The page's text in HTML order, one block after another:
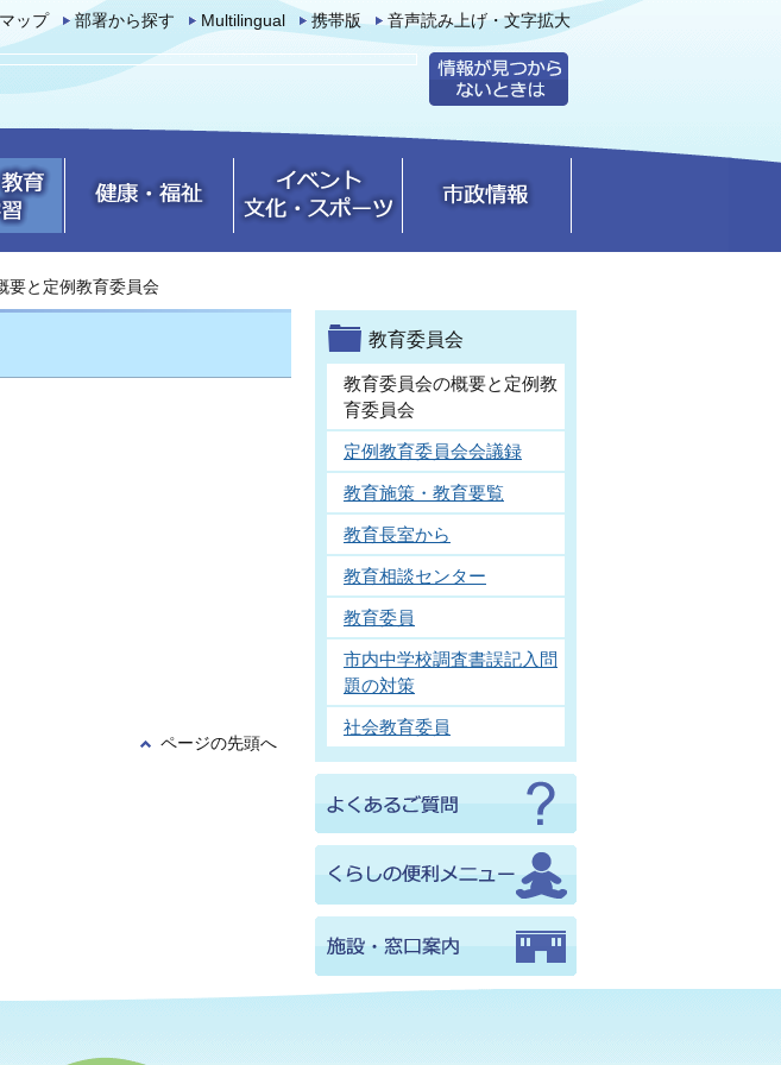
ップ 部署から探す Multilingual 携帯版 音声読み上げ・文字拡大
要と定例教育委員会
ページの先頭へ
教育委員会
教育委員会の概要と定例教
育委員会
定例教育委員会会議録
教育施策・教育要覧
教育長室から
教育相談センター
教育委員
市内中学校調査書誤記入問
題の対策
社会教育委員